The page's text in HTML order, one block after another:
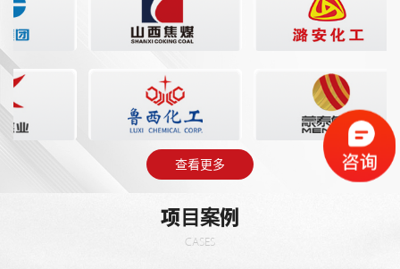
查看更多
项目案例
CASES